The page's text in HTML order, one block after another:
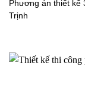
Phương án thiết kế
Trịnh